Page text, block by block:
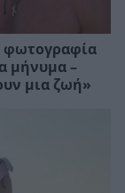
φωτογραφία
μήνυμα –
μια ζωή»